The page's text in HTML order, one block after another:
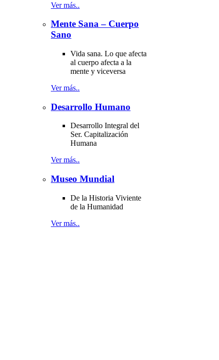
Ver más..
Mente Sana – Cuerpo
Sano
Vida sana. Lo que afecta
al cuerpo afecta a la
mente y viceversa
Ver más..
Desarrollo Humano
Desarrollo Integral del
Ser. Capitalización
Humana
Ver más..
Museo Mundial
De la Historia Viviente
de la Humanidad
Ver más..